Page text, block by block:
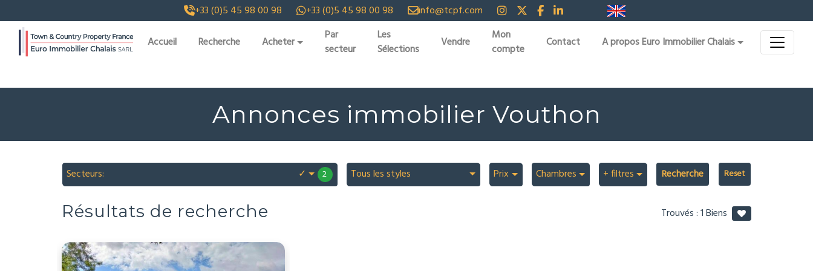
+33 (0)5 45 98 00 98 +33 (0)5 45 98 00 98 info@tcpf.com
Accueil Recherche Acheter
Par
secteur
Les
Sélections
Vendre
Mon
compte
Contact A propos Euro Immobilier Chalais
Annonces immobilier Vouthon
Secteurs: ✓ 2 Tous les styles Prix Chambres + filtres Recherche
Résultats de recherche Trouvés :1Biens